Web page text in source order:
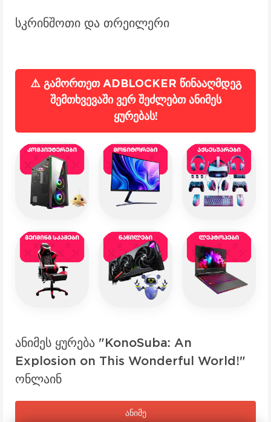
სკრინშოთი და თრეილერი
⚠️ გამორთეთ ADBLOCKER წინააღმდეგ
შემთხვევაში ვერ შეძლებთ ანიმეს
ყურებას!
ანიმეს ყურება "KonoSuba: An
Explosion on This Wonderful World!"
ონლაინ
ანიმე